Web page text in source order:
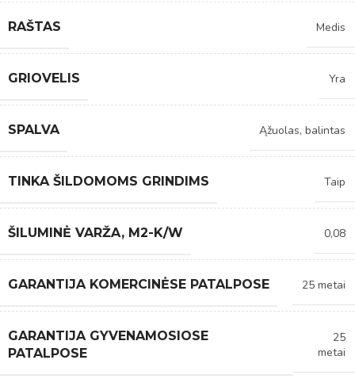
RAŠTAS Medis
GRIOVELIS Yra
SPALVA Ąžuolas, balintas
TINKA ŠILDOMOMS GRINDIMS Taip
ŠILUMINĖ VARŽA, M2-K/W 0,08
GARANTIJA KOMERCINĖSE PATALPOSE 25 metai
GARANTIJA GYVENAMOSIOSE
PATALPOSE
25
metai